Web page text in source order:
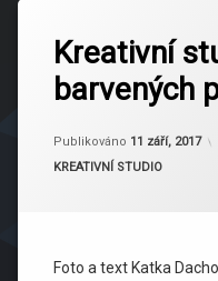
Kreativní
barvených
Publikováno 11 září, 2017
Kategorie:
KREATIVNÍ STUDIO
Foto a text Katka